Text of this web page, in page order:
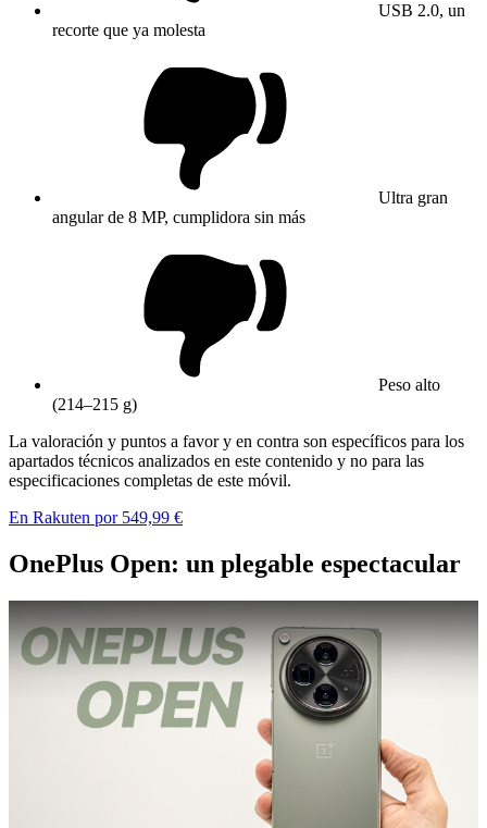
USB 2.0, un
recorte que ya molesta
Ultra gran
angular de 8 MP, cumplidora sin más
Peso alto
(214–215 g)
La valoración y puntos a favor y en contra son específicos para los
apartados técnicos analizados en este contenido y no para las
especificaciones completas de este móvil.
En Rakuten por 549,99 €
OnePlus Open: un plegable espectacular